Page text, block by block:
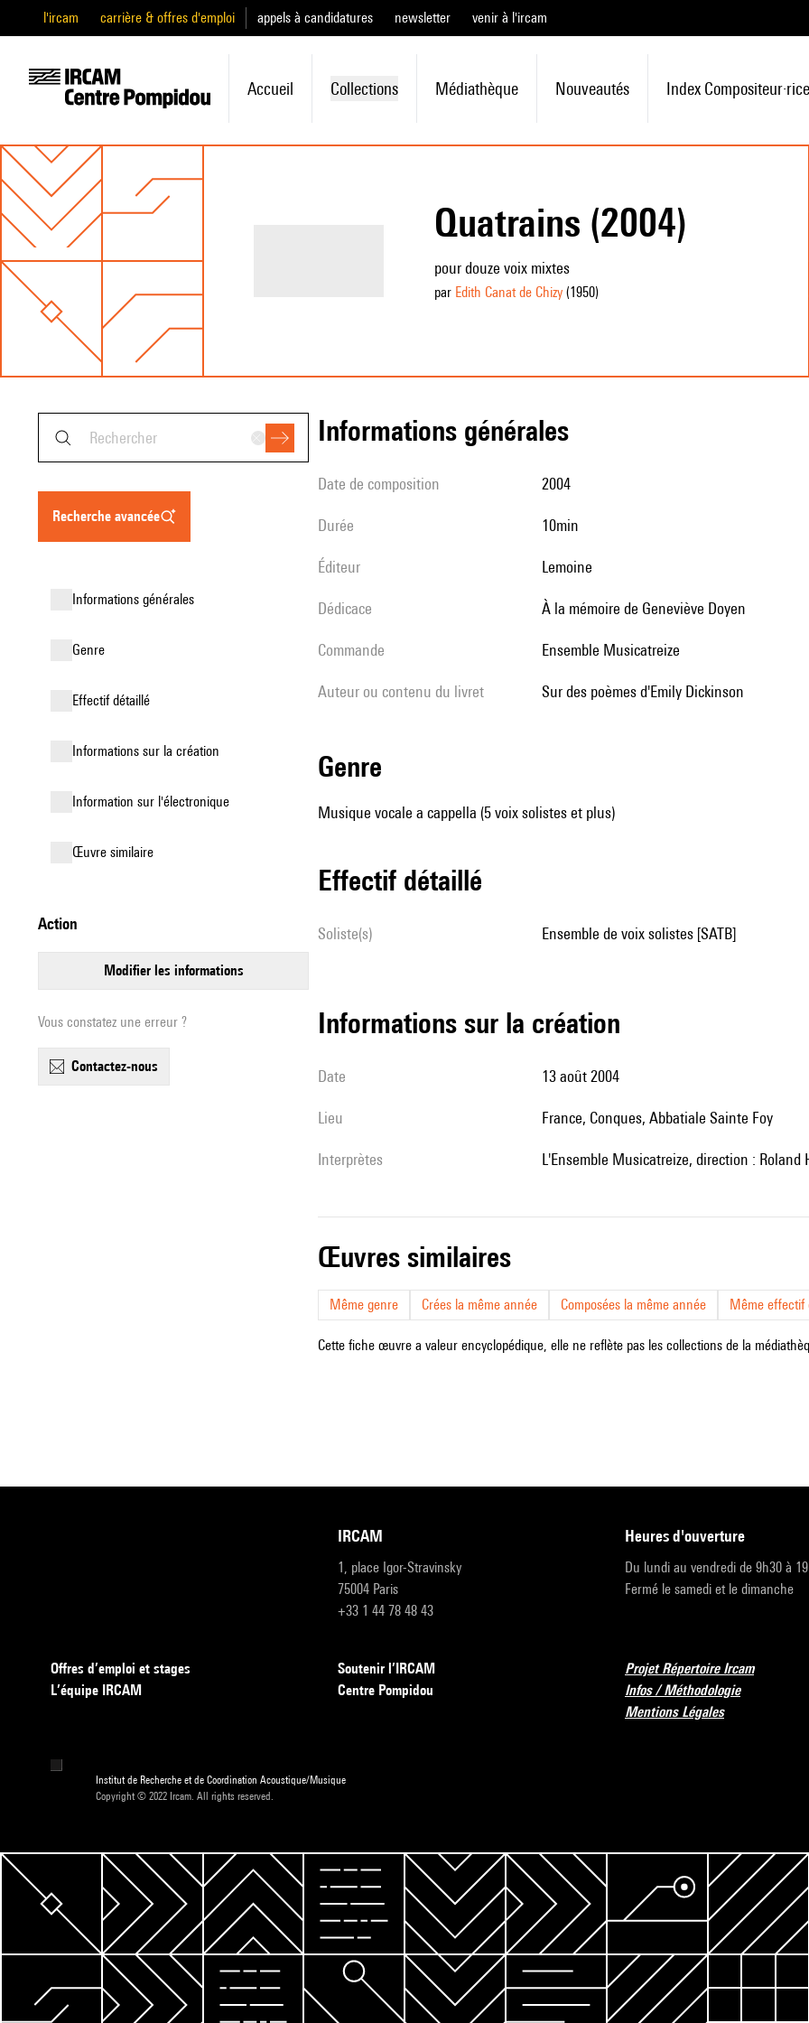
l'ircam carrière & offres d'emploi appels à candidatures newsletter venir à l'ircam
Accueil Collections Médiathèque Nouveautés Index Compositeur·rice
Quatrains (2004)
pour douze voix mixtes
par Edith Canat de Chizy(1950)
recherche avancée
informations générales
genre
effectif détaillé
informations sur la création
Information sur l'électronique
œuvre similaire
action
modifier les informations
Vous constatez une erreur ?
contactez-nous
informations générales
date de composition 2004
durée 10min
éditeur Lemoine
Dédicace à la mémoire de Geneviève Doyen
Commande Ensemble Musicatreize
Auteur ou contenu du livret sur des poèmes d'Emily Dickinson
genre
Musique vocale a cappella (5 voix solistes et plus)
effectif détaillé
Soliste(s) ensemble de voix solistes [SATB]
informations sur la création
date 13 août 2004
lieu France, Conques, Abbatiale Sainte Foy
interprètes l'Ensemble Musicatreize, direction : Roland
œuvres similaires
Même genre Crées la même année Composées la même année Même effectif
Cette fiche œuvre a valeur encyclopédique, elle ne reflète pas les collections de la
IRCAM
1, place Igor-Stravinsky
75004 Paris
+33 1 44 78 48 43
heures d'ouverture
Du lundi au vendredi de 9h30 à
Fermé le samedi et le dimanche
Offres d’emploi et stages
L’équipe IRCAM
Soutenir l’IRCAM
Centre Pompidou
Projet Répertoire Ircam
Infos / Méthodologie
Mentions Légales
Institut de Recherche et de Coordination Acoustique/Musique
Copyright © 2022 Ircam. All rights reserved.